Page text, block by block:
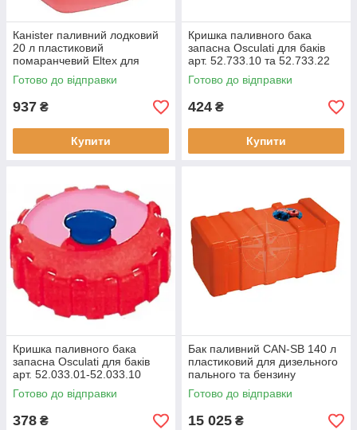
Канister паливний лодковий
20 л пластиковий
помаранчевий Eltex для
пального Італія. Бензостійкий
пластик
Готово до відправки
937 ₴
Купити
Кришка паливного бака
запасна Osculati для баків
арт. 52.733.10 та 52.733.22
нове Італія новий стан
бортова ручка
Готово до відправки
424 ₴
Купити
Кришка паливного бака
запасна Osculati для баків
арт. 52.033.01-52.033.10
Італія нова сумісна з люком
52.740.00
Готово до відправки
378 ₴
Бак паливний CAN-SB 140 л
пластиковий для дизельного
пального та бензину
OSCULATI оранжевий CE
об'єм 140 л
Готово до відправки
15 025 ₴